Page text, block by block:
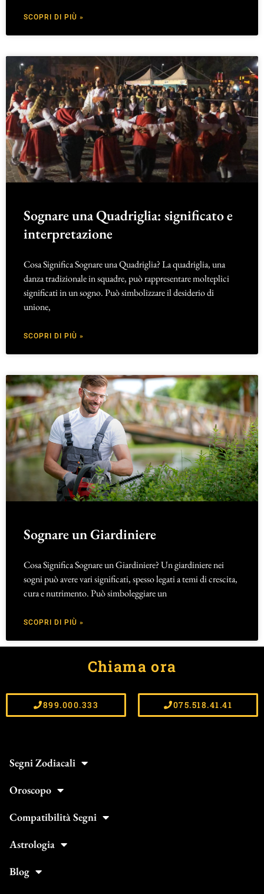
SCOPRI DI PIÙ »
Sognare una Quadriglia: significato e
interpretazione
Cosa Significa Sognare una Quadriglia? La quadriglia, una
danza tradizionale in squadre, può rappresentare molteplici
significati in un sogno. Può simbolizzare il desiderio di
unione,
SCOPRI DI PIÙ »
Sognare un Giardiniere
Cosa Significa Sognare un Giardiniere? Un giardiniere nei
sogni può avere vari significati, spesso legati a temi di crescita,
cura e nutrimento. Può simboleggiare un
SCOPRI DI PIÙ »
Chiama ora
899.000.333 075.518.41.41
Segni Zodiacali
Oroscopo
Compatibilità Segni
Astrologia
Blog